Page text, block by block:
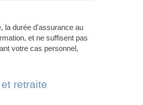
la durée d'assurance au
et ne suffisent pas
votre cas personnel,
retraite